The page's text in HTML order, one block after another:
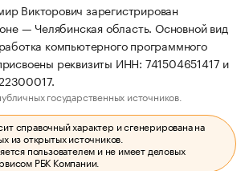
Викторович зарегистрирован
— Челябинская область. Основной вид
компьютерного программного
реквизиты ИНН: 741504651417 и
государственных источников.
справочный характер и сгенерирована на
из открытых источников.
пользователем и не имеет деловых
РБК Компании.